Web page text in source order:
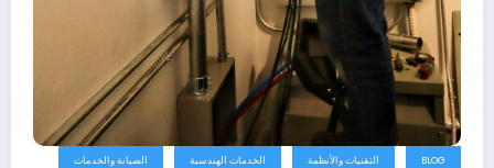
BLOG التقنيات والأنظمة الخدمات الهندسية الصيانة والخدمات